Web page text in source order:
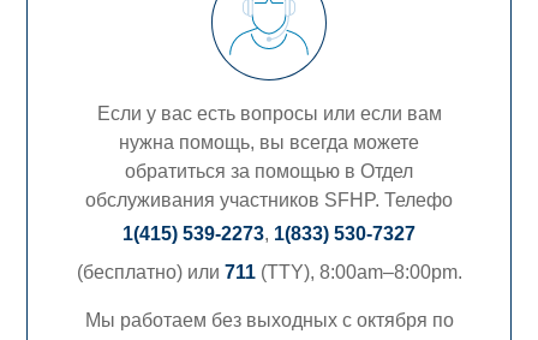
Если у вас есть вопросы или если вам
нужна помощь, вы всегда можете
обратиться за помощью в Отдел
обслуживания участников SFHP. Телефо
1(415) 539-2273, 1(833) 530-7327
(бесплатно) или 711 (TTY), 8:00am–8:00pm.
Мы работаем без выходных с октября по